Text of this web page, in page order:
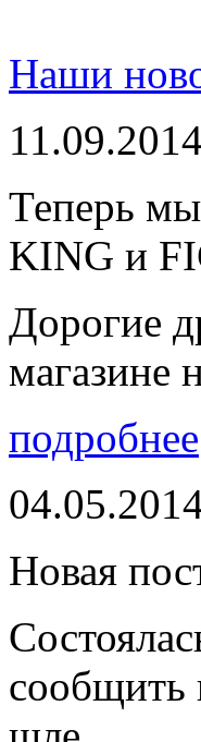
Наши
11.09.2014
Теперь
KING и
Дорогие
магазине
подробнее
Новая
сообщить